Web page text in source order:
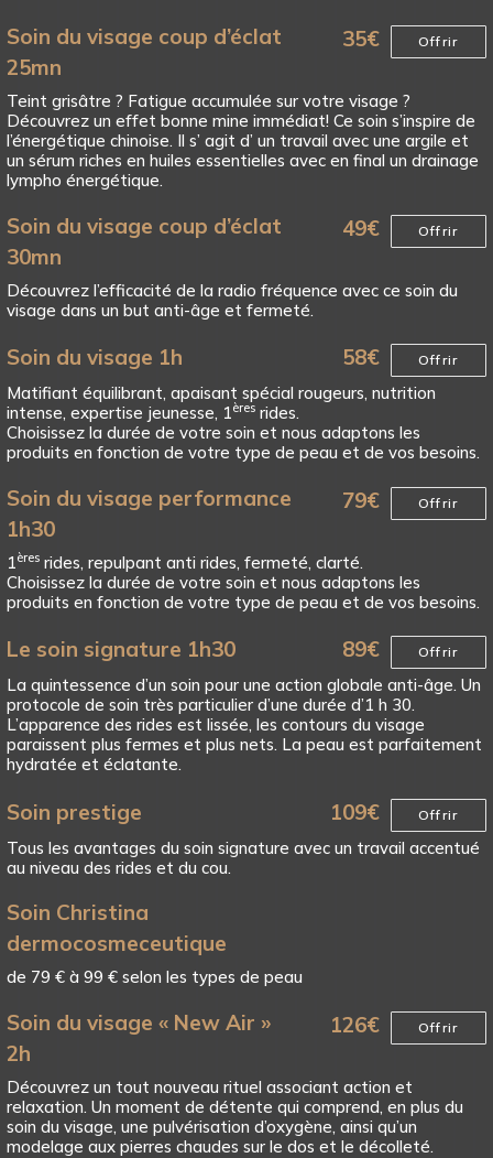
Soin du visage coup d’éclat
25mn
35€ Offrir
Teint grisâtre ? Fatigue accumulée sur votre visage ?
Découvrez un effet bonne mine immédiat! Ce soin s’inspire de
l’énergétique chinoise. Il s’ agit d’ un travail avec une argile et
un sérum riches en huiles essentielles avec en final un drainage
lympho énergétique.
Soin du visage coup d’éclat
30mn
49€ Offrir
Découvrez l’efficacité de la radio fréquence avec ce soin du
visage dans un but anti-âge et fermeté.
Soin du visage 1h 58€ Offrir
Matifiant équilibrant, apaisant spécial rougeurs, nutrition
intense, expertise jeunesse, 1ères rides.
Choisissez la durée de votre soin et nous adaptons les
produits en fonction de votre type de peau et de vos besoins.
Soin du visage performance
1h30
79€ Offrir
1ères rides, repulpant anti rides, fermeté, clarté.
Choisissez la durée de votre soin et nous adaptons les
produits en fonction de votre type de peau et de vos besoins.
Le soin signature 1h30 89€ Offrir
La quintessence d’un soin pour une action globale anti-âge. Un
protocole de soin très particulier d’une durée d’1 h 30.
L’apparence des rides est lissée, les contours du visage
paraissent plus fermes et plus nets. La peau est parfaitement
hydratée et éclatante.
Soin prestige 109€ Offrir
Tous les avantages du soin signature avec un travail accentué
au niveau des rides et du cou.
Soin Christina
dermocosmeceutique
de 79 € à 99 € selon les types de peau
Soin du visage « New Air »
2h
126€ Offrir
Découvrez un tout nouveau rituel associant action et
relaxation. Un moment de détente qui comprend, en plus du
soin du visage, une pulvérisation d’oxygène, ainsi qu’un
modelage aux pierres chaudes sur le dos et le décolleté.